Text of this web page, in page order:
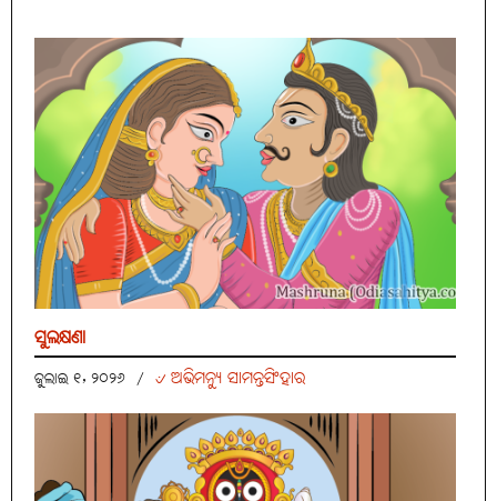
ସୁଲକ୍ଷଣା
ଜୁଲାଇ ୧, ୨୦୨୬ / ୰ ଅଭିମନ୍ୟୁ ସାମନ୍ତସିଂହାର